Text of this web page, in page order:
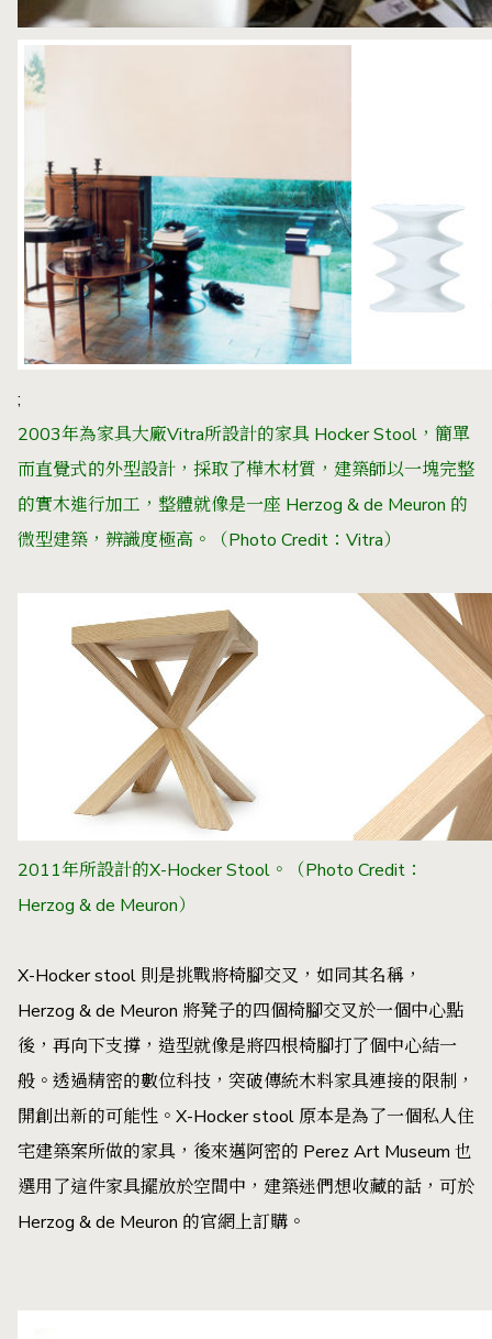
;
2003年為家具大廠Vitra所設計的家具 Hocker Stool，簡單
而直覺式的外型設計，採取了樺木材質，建築師以一塊完整
的實木進行加工，整體就像是一座 Herzog & de Meuron 的
微型建築，辨識度極高。（Photo Credit：Vitra）
2011年所設計的X-Hocker Stool。（Photo Credit：
Herzog & de Meuron）
X-Hocker stool 則是挑戰將椅腳交叉，如同其名稱，
Herzog & de Meuron 將凳子的四個椅腳交叉於一個中心點
後，再向下支撐，造型就像是將四根椅腳打了個中心結一
般。透過精密的數位科技，突破傳統木料家具連接的限制，
開創出新的可能性。X-Hocker stool 原本是為了一個私人住
宅建築案所做的家具，後來邁阿密的 Perez Art Museum 也
選用了這件家具擺放於空間中，建築迷們想收藏的話，可於
Herzog & de Meuron 的官網上訂購。